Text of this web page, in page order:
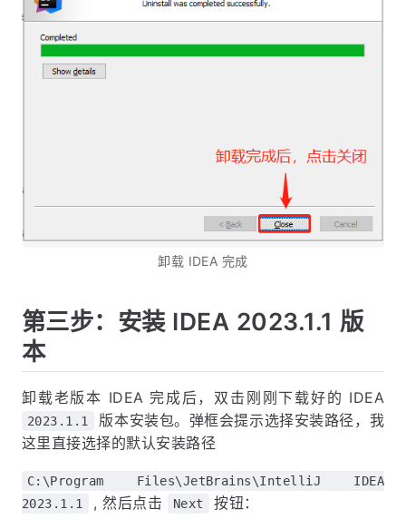
卸载 IDEA 完成
第三步：安装 IDEA 2023.1.1 版
本
卸载老版本 IDEA 完成后，双击刚刚下载好的 IDEA
2023.1.1
版本安装包。弹框会提示选择安装路径，我
这里直接选择的默认安装路径
C:\Program Files\JetBrains\IntelliJ IDEA
2023.1.1
, 然后点击 Next 按钮：